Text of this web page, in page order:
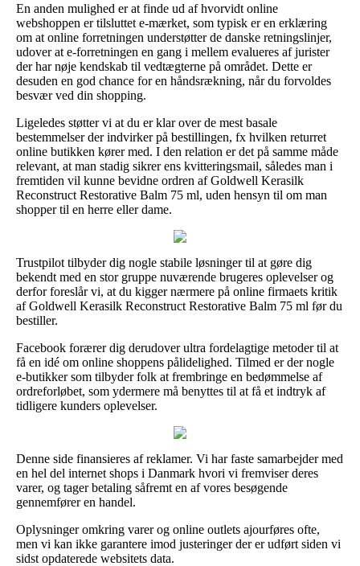
En anden mulighed er at finde ud af hvorvidt online
webshoppen er tilsluttet e-mærket, som typisk er en erklæring
om at online forretningen understøtter de danske retningslinjer,
udover at e-forretningen en gang i mellem evalueres af jurister
der har nøje kendskab til vedtægterne på området. Dette er
desuden en god chance for en håndsrækning, når du forvoldes
besvær ved din shopping.
Ligeledes støtter vi at du er klar over de mest basale
bestemmelser der indvirker på bestillingen, fx hvilken returret
online butikken kører med. I den relation er det på samme måde
relevant, at man stadig sikrer ens kvitteringsmail, således man i
fremtiden vil kunne bevidne ordren af Goldwell Kerasilk
Reconstruct Restorative Balm 75 ml, uden hensyn til om man
shopper til en herre eller dame.
Trustpilot tilbyder dig nogle stabile løsninger til at gøre dig
bekendt med en stor gruppe nuværende brugeres oplevelser og
derfor foreslår vi, at du kigger nærmere på online firmaets kritik
af Goldwell Kerasilk Reconstruct Restorative Balm 75 ml før du
bestiller.
Facebook forærer dig derudover ultra fordelagtige metoder til at
få en idé om online shoppens pålidelighed. Tilmed er der nogle
e-butikker som tilbyder folk at frembringe en bedømmelse af
ordreforløbet, som ydermere må benyttes til at få et indtryk af
tidligere kunders oplevelser.
Denne side finansieres af reklamer. Vi har faste samarbejder med
en hel del internet shops i Danmark hvori vi fremviser deres
varer, og tager betaling såfremt en af vores besøgende
gennemfører en handel.
Oplysninger omkring varer og online outlets ajourføres ofte,
men vi kan ikke garantere imod justeringer der er udført siden vi
sidst opdaterede websitets data.